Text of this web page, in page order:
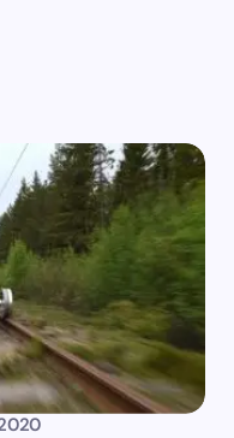
publiée. Les
avec*
commentaires par
articles par e-